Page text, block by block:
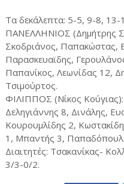
Τα δεκάλεπτα: 5-5, 9-8,
ΠΑΝΕΛΛΗΝΙΟΣ (Δημήτρης
Σκοδριάνος, Παπακώστας,
Παρασκευαϊδης,
Παπανίκος, Λεωνίδας 12,
Τσιμούρτος.
ΦΙΛΙΠΠΟΣ (Νίκος
Δεληγιάννης 8, Δινάλης,
Κουρουμλίδης 2,
1, Μπαντής 3,
Διαιτητές: Τσακανίκας-
3/3-0/2.